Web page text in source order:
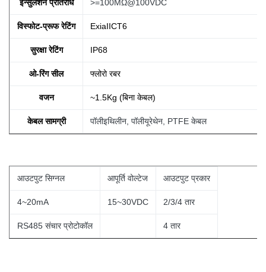
इन्सुलेशन प्रतिरोध >=100MΩ@100VDC
विस्फोट-प्रूफ रेटिंग ExiaIICT6
सुरक्षा रेटिंग IP68
ओ-रिंग सील फ्लोरो रबर
वजन ~1.5Kg (बिना केबल)
केबल सामग्री पॉलीइथिलीन, पॉलीयूरेथेन, PTFE केबल
आउटपुट सिग्नल आपूर्ति वोल्टेज आउटपुट प्रकार
4~20mA 15~30VDC 2/3/4 तार
RS485 संचार प्रोटोकॉल 4 तार